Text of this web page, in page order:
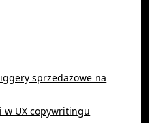
sprzedażowe na
w UX copywritingu